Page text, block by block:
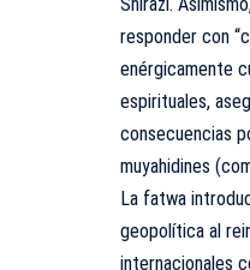
responder con
enérgicamente
espirituales,
consecuencias
muyahidines
La fatwa
geopolítica al
internacionales